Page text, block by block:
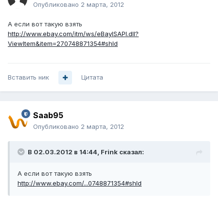
Опубликовано 2 марта, 2012
А если вот такую взять
http://www.ebay.com/itm/ws/eBayISAPI.dll?
ViewItem&item=270748871354#shId
Вставить ник Цитата
Saab95
Опубликовано 2 марта, 2012
В 02.03.2012 в 14:44, Frink сказал:
А если вот такую взять
http://www.ebay.com/...0748871354#shId